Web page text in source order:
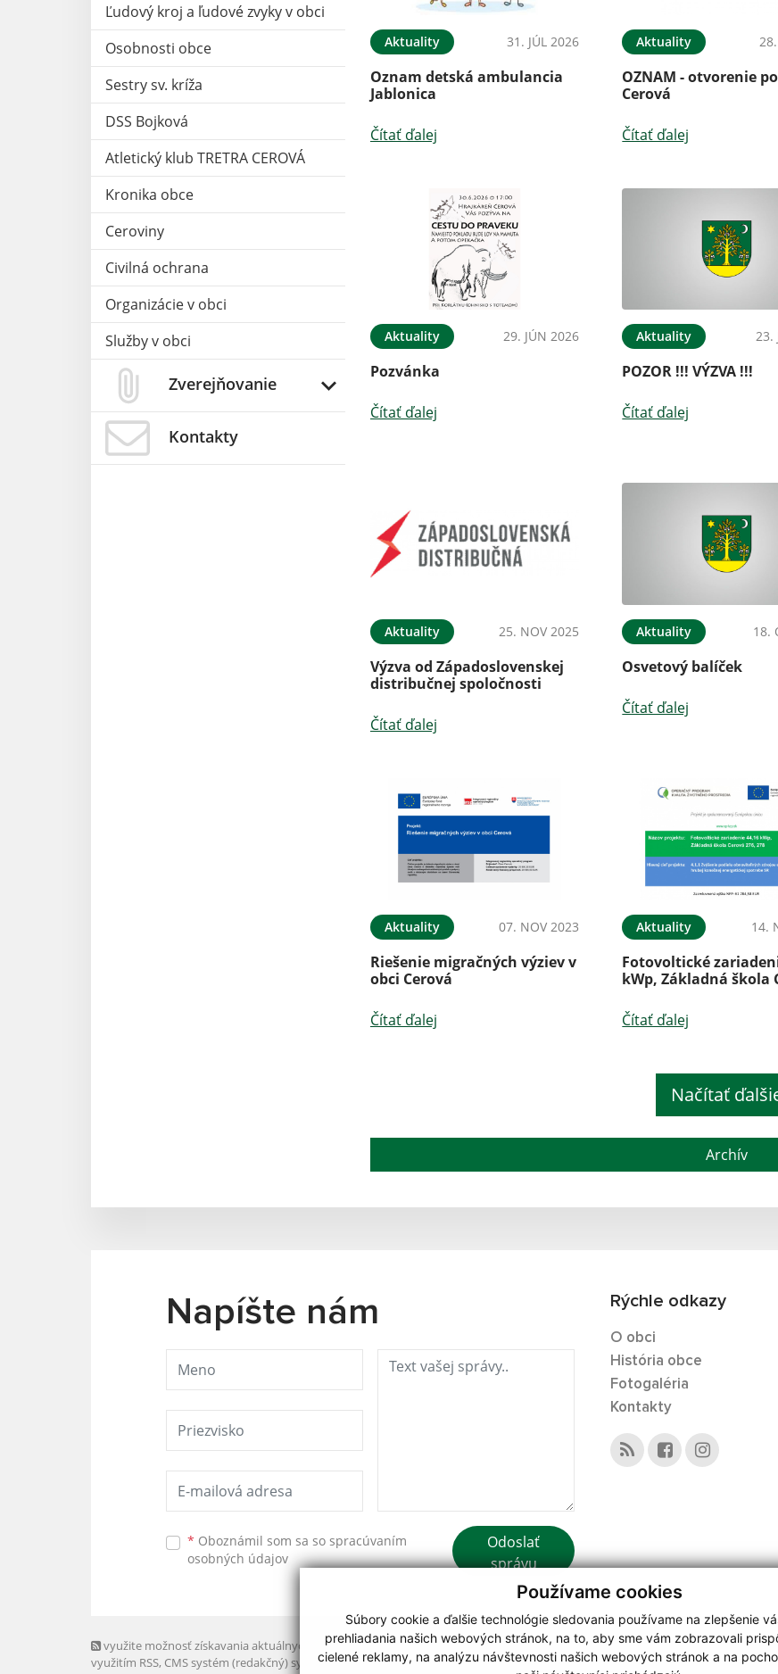
Používame cookies
Súbory cookie a ďalšie technológie sledovania používame na zlepšenie
prehliadania našich webových stránok, na to, aby sme vám zobrazovali
cielené reklamy, na analýzu návštevnosti našich webových stránok a na
Ľudový kroj a ľudové zvyky v obci
Osobnosti obce
Sestry sv. kríža
DSS Bojková
Atletický klub TRETRA CEROVÁ
Kronika obce
Ceroviny
Civilná ochrana
Organizácie v obci
Služby v obci
Zverejňovanie
Kontakty
Aktuality 31. JÚL 2026
Oznam detská ambulancia
Jablonica
Čítať ďalej
Aktuality
OZNAM - otvorenie
Cerová
Čítať ďalej
Aktuality 29. JÚN 2026
Pozvánka
Čítať ďalej
Aktuality 23.
POZOR !!! VÝZVA !!!
Čítať ďalej
Aktuality 25. NOV 2025
Výzva od Západoslovenskej
distribučnej spoločnosti
Čítať ďalej
Aktuality 18.
Osvetový balíček
Čítať ďalej
Aktuality 07. NOV 2023
Riešenie migračných výziev v
obci Cerová
Čítať ďalej
Aktuality 14.
Fotovoltické
kWp, Základná škola
Čítať ďalej
Načítať
Archív
Napíšte nám
* Oboznámil som sa so spracúvaním
osobných údajov
Odoslať
správu
Rýchle odkazy
O obci
História obce
Fotogaléria
Kontakty
využite možnosť získavania aktuálnych informácií s
využitím RSS, CMS systém (redakčný) systém ECHELON 2,